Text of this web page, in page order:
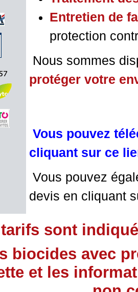
Entretien de
protection
Nous sommes
protéger votre
Vous pouvez
cliquant sur ce
Vous pouvez
devis en cliquant
sont
biocides avec
et les